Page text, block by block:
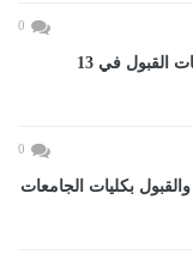
0
تنسيق الثانوى العام 2027.. اعرف درجات القبول في 13
0
التقدم والقبول بكليات الجامعات